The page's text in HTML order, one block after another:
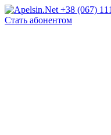
+38 (067)
Стать абонентом